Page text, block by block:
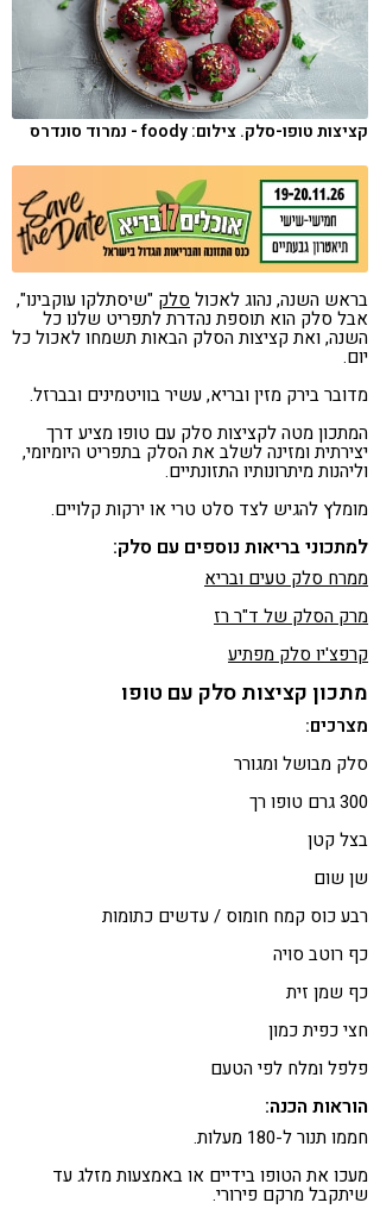
קורונה
טבעונות
קציצות טופו-סלק. צילום: foody - נמרוד סונדרס
בראש השנה, נהוג לאכול סלק "שיסתלקו עוקבינו",
אבל סלק הוא תוספת נהדרת לתפריט שלנו כל
השנה, ואת קציצות הסלק הבאות תשמחו לאכול כל
יום.
מדובר בירק מזין ובריא, עשיר בוויטמינים ובברזל.
המתכון מטה לקציצות סלק עם טופו מציע דרך
יצירתית ומזינה לשלב את הסלק בתפריט היומיומי,
וליהנות מיתרונותיו התזונתיים.
מומלץ להגיש לצד סלט טרי או ירקות קלויים.
למתכוני בריאות נוספים עם סלק:
ממרח סלק טעים ובריא
מרק הסלק של ד"ר רז
קרפצ'יו סלק מפתיע
מתכון קציצות סלק עם טופו
מצרכים:
סלק מבושל ומגורר
300 גרם טופו רך
בצל קטן
שן שום
רבע כוס קמח חומוס / עדשים כתומות
כף רוטב סויה
כף שמן זית
חצי כפית כמון
פלפל ומלח לפי הטעם
הוראות הכנה:
חממו תנור ל-180 מעלות.
מעכו את הטופו בידיים או באמצעות מזלג עד
שיתקבל מרקם פירורי.